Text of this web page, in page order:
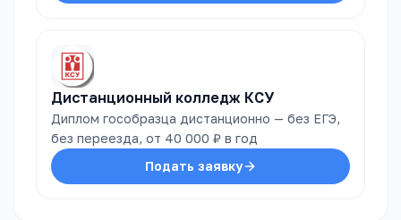
Дистанционный колледж КСУ
Диплом гособразца дистанционно — без ЕГЭ,
без переезда, от 40 000 ₽ в год
Подать заявку